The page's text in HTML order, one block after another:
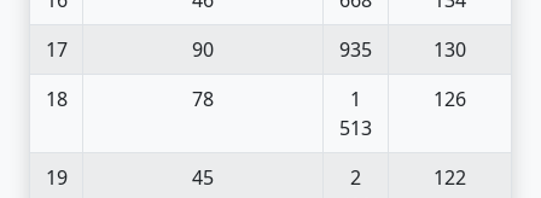
17
90 935
130
18
78
1
513
126
19 45
2
122